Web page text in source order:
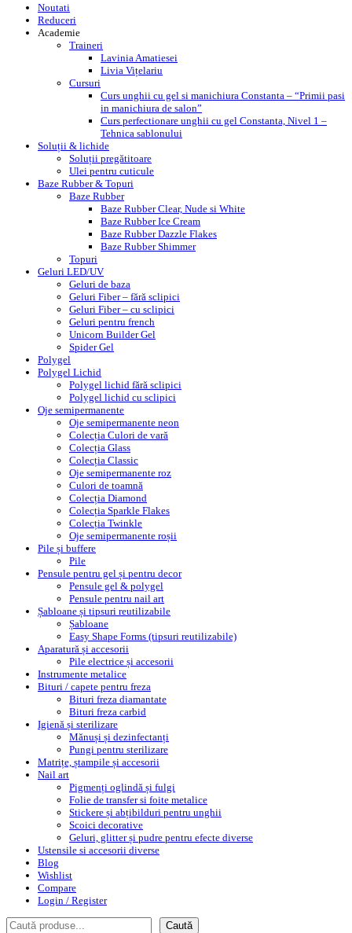
Noutati
Reduceri
Academie
Traineri
Lavinia Amatiesei
Livia Vițelariu
Cursuri
Curs unghii cu gel si manichiura Constanta – “Primii pasi
in manichiura de salon”
Curs perfectionare unghii cu gel Constanta, Nivel 1 –
Tehnica sablonului
Soluții & lichide
Soluții pregătitoare
Ulei pentru cuticule
Baze Rubber & Topuri
Baze Rubber
Baze Rubber Clear, Nude si White
Baze Rubber Ice Cream
Baze Rubber Dazzle Flakes
Baze Rubber Shimmer
Topuri
Geluri LED/UV
Geluri de baza
Geluri Fiber – fără sclipici
Geluri Fiber – cu sclipici
Geluri pentru french
Unicorn Builder Gel
Spider Gel
Polygel
Polygel Lichid
Polygel lichid fără sclipici
Polygel lichid cu sclipici
Oje semipermanente
Oje semipermanente neon
Colecția Culori de vară
Colecția Glass
Colecția Classic
Oje semipermanente roz
Culori de toamnă
Colecția Diamond
Colecția Sparkle Flakes
Colecția Twinkle
Oje semipermanente roșii
Pile și buffere
Pile
Pensule pentru gel și pentru decor
Pensule gel & polygel
Pensule pentru nail art
Șabloane și tipsuri reutilizabile
Șabloane
Easy Shape Forms (tipsuri reutilizabile)
Aparatură și accesorii
Pile electrice și accesorii
Instrumente metalice
Bituri / capete pentru freza
Bituri freza diamantate
Bituri freza carbid
Igienă și sterilizare
Mănuși și dezinfectanți
Pungi pentru sterilizare
Matrițe, ștampile și accesorii
Nail art
Pigmenți oglindă și fulgi
Folie de transfer si foite metalice
Stickere și abțibilduri pentru unghii
Scoici decorative
Geluri, glitter și pudre pentru efecte diverse
Ustensile si accesorii diverse
Blog
Wishlist
Compare
Login / Register
Caută
Caută